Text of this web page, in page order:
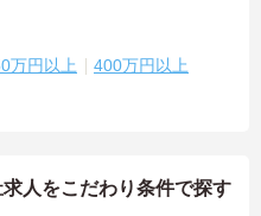
万円以上 400万円以上
人をこだわり条件で探す